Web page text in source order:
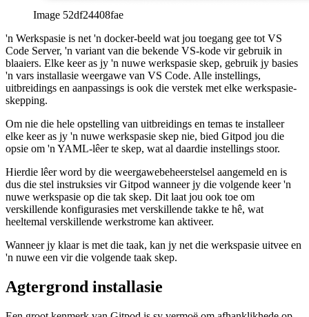
Image 52df24408fae
'n Werkspasie is net 'n docker-beeld wat jou toegang gee tot VS
Code Server, 'n variant van die bekende VS-kode vir gebruik in
blaaiers. Elke keer as jy 'n nuwe werkspasie skep, gebruik jy basies
uitbreidings en aanpassings is ook die verstek met elke werkspasie-
skepping.
elke keer as jy 'n nuwe werkspasie skep nie, bied Gitpod jou die
opsie om 'n YAML-lêer te skep, wat al daardie instellings stoor.
Hierdie lêer word by die weergawebeheerstelsel aangemeld en is
dus die stel instruksies vir Gitpod wanneer jy die volgende keer 'n
verskillende konfigurasies met verskillende takke te hê, wat
heeltemal verskillende werkstrome kan aktiveer.
Wanneer jy klaar is met die taak, kan jy net die werkspasie uitvee en
'n nuwe een vir die volgende taak skep.